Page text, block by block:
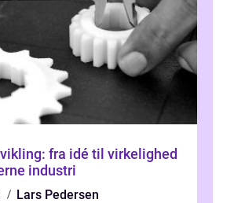
fra idé til virkelighed
industri
Lars Pedersen